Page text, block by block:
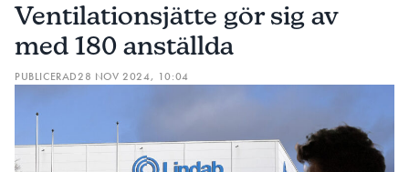
Ventilationsjätte gör sig av
med 180 anställda
PUBLICERAD28 NOV 2024, 10:04